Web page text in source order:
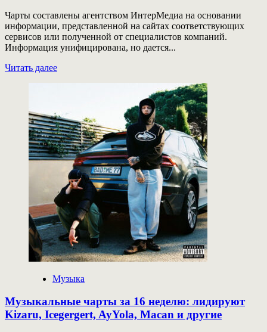
Чарты составлены агентством ИнтерМедиа на основании
информации, представленной на сайтах соответствующих
сервисов или полученной от специалистов компаний.
Информация унифицирована, но дается...
Читать далееПрочитать
за
21
неделю:
лидируют
Kizaru,
Icegergert,
AyYola
и
другие
Музыка
Музыкальные чарты за 16 неделю: лидируют
Kizaru, Icegergert, AyYola, Macan и другие